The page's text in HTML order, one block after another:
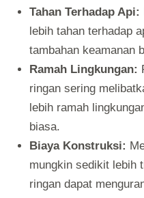
Tahan Terhadap Api:
lebih tahan terhadap
tambahan keamanan
Ramah Lingkungan:
ringan sering
lebih ramah
biasa.
Biaya Konstruksi:
mungkin sedikit lebih
ringan dapat